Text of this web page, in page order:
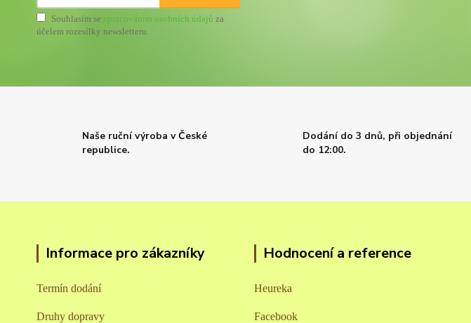
Souhlasím se zpracováním osobních údajů za
účelem rozesílky newsletteru.
Naše ruční výroba v České
republice.
Dodání do 3 dnů, při objednání
do 12:00.
Informace pro zákazníky
Termín dodání
Druhy dopravy
Hodnocení a reference
Heureka
Facebook